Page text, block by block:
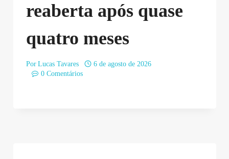
reaberta após quase
quatro meses
Por Lucas Tavares
6 de agosto de 2026
0 Comentários